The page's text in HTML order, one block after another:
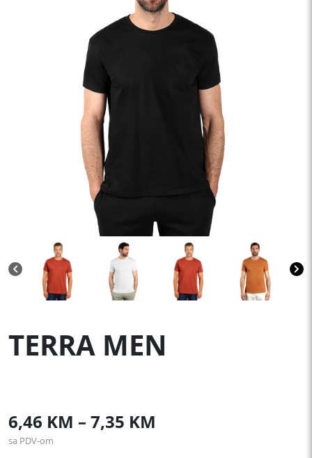
TERRA MEN
6,46 KM – 7,35 KM
sa PDV-om